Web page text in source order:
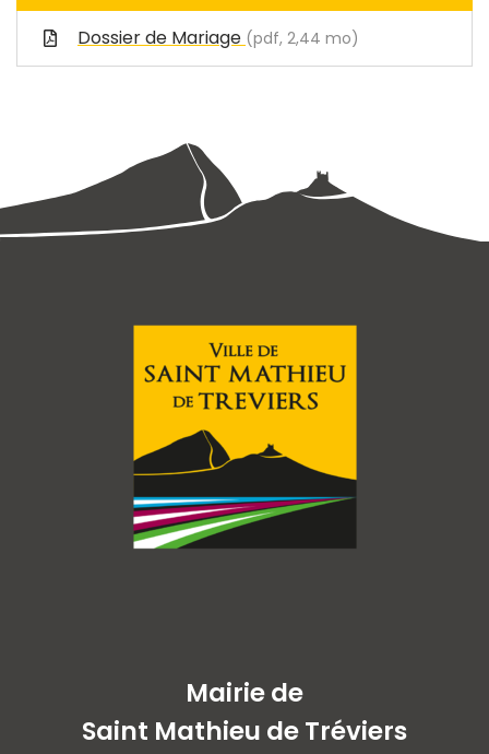
Dossier de Mariage (pdf, 2,44 mo)
Mairie de
Saint Mathieu de Tréviers